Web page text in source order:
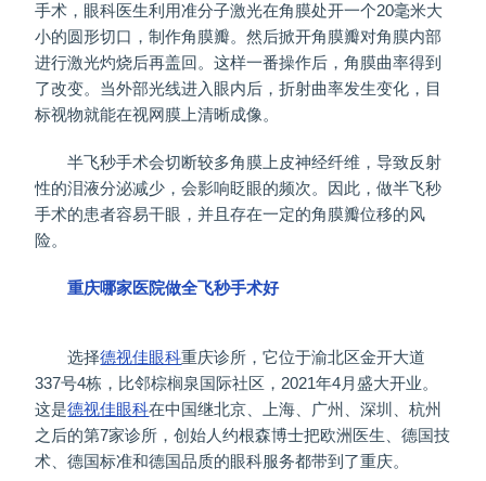
手术，眼科医生利用准分子激光在角膜处开一个20毫米大
小的圆形切口，制作角膜瓣。然后掀开角膜瓣对角膜内部
进行激光灼烧后再盖回。这样一番操作后，角膜曲率得到
了改变。当外部光线进入眼内后，折射曲率发生变化，目
标视物就能在视网膜上清晰成像。
半飞秒手术会切断较多角膜上皮神经纤维，导致反射
性的泪液分泌减少，会影响眨眼的频次。因此，做半飞秒
手术的患者容易干眼，并且存在一定的角膜瓣位移的风
险。
重庆哪家医院做全飞秒手术好
选择德视佳眼科重庆诊所，它位于渝北区金开大道
337号4栋，比邻棕榈泉国际社区，2021年4月盛大开业。
这是德视佳眼科在中国继北京、上海、广州、深圳、杭州
之后的第7家诊所，创始人约根森博士把欧洲医生、德国技
术、德国标准和德国品质的眼科服务都带到了重庆。